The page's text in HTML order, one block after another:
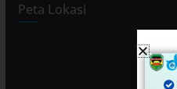
Peta Lokasi